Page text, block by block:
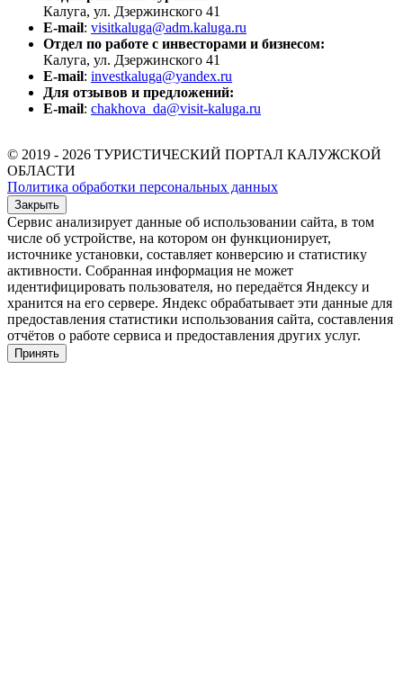
Калуга, ул. Дзержинского 41
E-mail: visitkaluga@adm.kaluga.ru
Отдел по работе с инвесторами и бизнесом:
Калуга, ул. Дзержинского 41
E-mail: investkaluga@yandex.ru
Для отзывов и предложений:
E-mail: chakhova_da@visit-kaluga.ru
© 2019 - 2026 ТУРИСТИЧЕСКИЙ ПОРТАЛ КАЛУЖСКОЙ
ОБЛАСТИ
Политика обработки персональных данных
Закрыть
Сервис анализирует данные об использовании сайта, в том
числе об устройстве, на котором он функционирует,
источнике установки, составляет конверсию и статистику
активности. Собранная информация не может
идентифицировать пользователя, но передаётся Яндексу и
хранится на его сервере. Яндекс обрабатывает эти данные для
предоставления статистики использования сайта, составления
отчётов о работе сервиса и предоставления других услуг.
Принять